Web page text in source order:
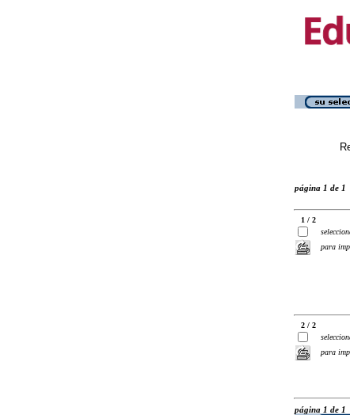
página 1 de 1
1 / 2
para
2 / 2
para
página 1 de 1